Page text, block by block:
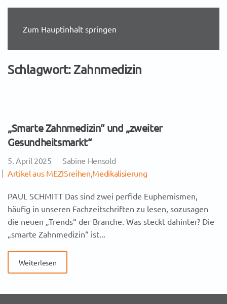
Zum Hauptinhalt springen
Schlagwort:Zahnmedizin
„Smarte Zahnmedizin“ und „zweiter
Gesundheitsmarkt“
5. April 2025
Sabine Hensold
Artikel aus MEZISreihen,Medikalisierung
PAUL SCHMITT Das sind zwei perfide Euphemismen,
häufig in unseren Fachzeitschriften zu lesen, sozusagen
die neuen „Trends“ der Branche. Was steckt dahinter? Die
„smarte Zahnmedizin“ ist...
Weiterlesen